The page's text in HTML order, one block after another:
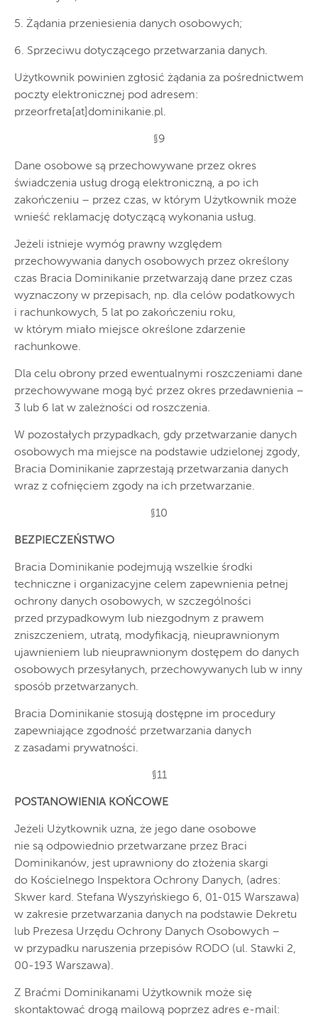
5. Żądania przeniesienia danych osobowych;
6. Sprzeciwu dotyczącego przetwarzania danych.
Użytkownik powinien zgłosić żądania za pośrednictwem
poczty elektronicznej pod adresem:
przeorfreta[at]dominikanie.pl.
§9
Dane osobowe są przechowywane przez okres
świadczenia usług drogą elektroniczną, a po ich
zakończeniu – przez czas, w którym Użytkownik może
wnieść reklamację dotyczącą wykonania usług.
Jeżeli istnieje wymóg prawny względem
przechowywania danych osobowych przez określony
czas Bracia Dominikanie przetwarzają dane przez czas
wyznaczony w przepisach, np. dla celów podatkowych
i rachunkowych, 5 lat po zakończeniu roku,
w którym miało miejsce określone zdarzenie
rachunkowe.
Dla celu obrony przed ewentualnymi roszczeniami dane
przechowywane mogą być przez okres przedawnienia –
3 lub 6 lat w zależności od roszczenia.
W pozostałych przypadkach, gdy przetwarzanie danych
osobowych ma miejsce na podstawie udzielonej zgody,
Bracia Dominikanie zaprzestają przetwarzania danych
wraz z cofnięciem zgody na ich przetwarzanie.
§10
BEZPIECZEŃSTWO
Bracia Dominikanie podejmują wszelkie środki
techniczne i organizacyjne celem zapewnienia pełnej
ochrony danych osobowych, w szczególności
przed przypadkowym lub niezgodnym z prawem
zniszczeniem, utratą, modyfikacją, nieuprawnionym
ujawnieniem lub nieuprawnionym dostępem do danych
osobowych przesyłanych, przechowywanych lub w inny
sposób przetwarzanych.
Bracia Dominikanie stosują dostępne im procedury
zapewniające zgodność przetwarzania danych
z zasadami prywatności.
§11
POSTANOWIENIA KOŃCOWE
Jeżeli Użytkownik uzna, że jego dane osobowe
nie są odpowiednio przetwarzane przez Braci
Dominikanów, jest uprawniony do złożenia skargi
do Kościelnego Inspektora Ochrony Danych, (adres:
Skwer kard. Stefana Wyszyńskiego 6, 01-015 Warszawa)
w zakresie przetwarzania danych na podstawie Dekretu
lub Prezesa Urzędu Ochrony Danych Osobowych –
w przypadku naruszenia przepisów RODO (ul. Stawki 2,
00-193 Warszawa).
Z Braćmi Dominikanami Użytkownik może się
skontaktować drogą mailową poprzez adres e-mail: